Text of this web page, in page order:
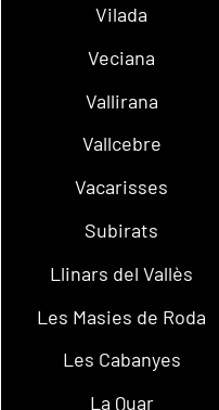
Vilada
Veciana
Vallirana
Vallcebre
Vacarisses
Subirats
Llinars del Vallès
Les Masies de Roda
Les Cabanyes
La Quar